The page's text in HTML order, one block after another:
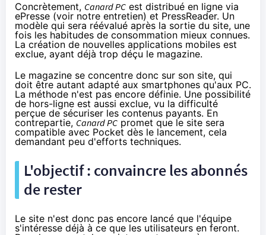
Concrètement, Canard PC est distribué en ligne via
ePresse (voir notre entretien) et PressReader. Un
modèle qui sera réévalué après la sortie du site, une
fois les habitudes de consommation mieux connues.
La création de nouvelles applications mobiles est
exclue, ayant déjà trop déçu le magazine.
Le magazine se concentre donc sur son site, qui
doit être autant adapté aux smartphones qu'aux PC.
La méthode n'est pas encore définie. Une possibilité
de hors-ligne est aussi exclue, vu la difficulté
perçue de sécuriser les contenus payants. En
contrepartie, Canard PC promet que le site sera
compatible avec Pocket dès le lancement, cela
demandant peu d'efforts techniques.
L'objectif : convaincre les abonnés
de rester
Le site n'est donc pas encore lancé que l'équipe
s'intéresse déjà à ce que les utilisateurs en feront.